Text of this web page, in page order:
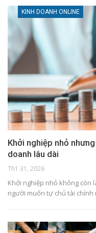
KINH DOANH ONLINE
Khởi nghiệp nhỏ
doanh lâu dài
Th1 31, 2026
Khởi nghiệp nhỏ không còn
người muốn tự chủ tài